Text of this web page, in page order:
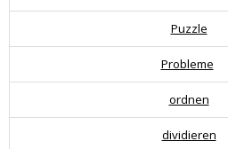
Puzzle
Probleme
ordnen
dividieren